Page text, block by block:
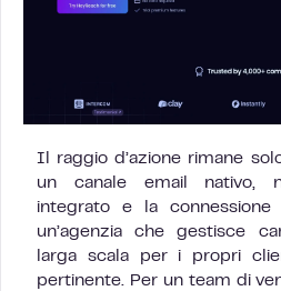
Il raggio d’azione rimane
un canale email nativo,
integrato e la
un’agenzia che gestisce
larga scala per i propri
pertinente. Per un team di